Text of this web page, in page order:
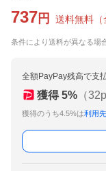
737 円 送料無料 （
条件により送料が異なる場
全額PayPay残高で支
獲得 5% （32
獲得のうち4.5%は利用